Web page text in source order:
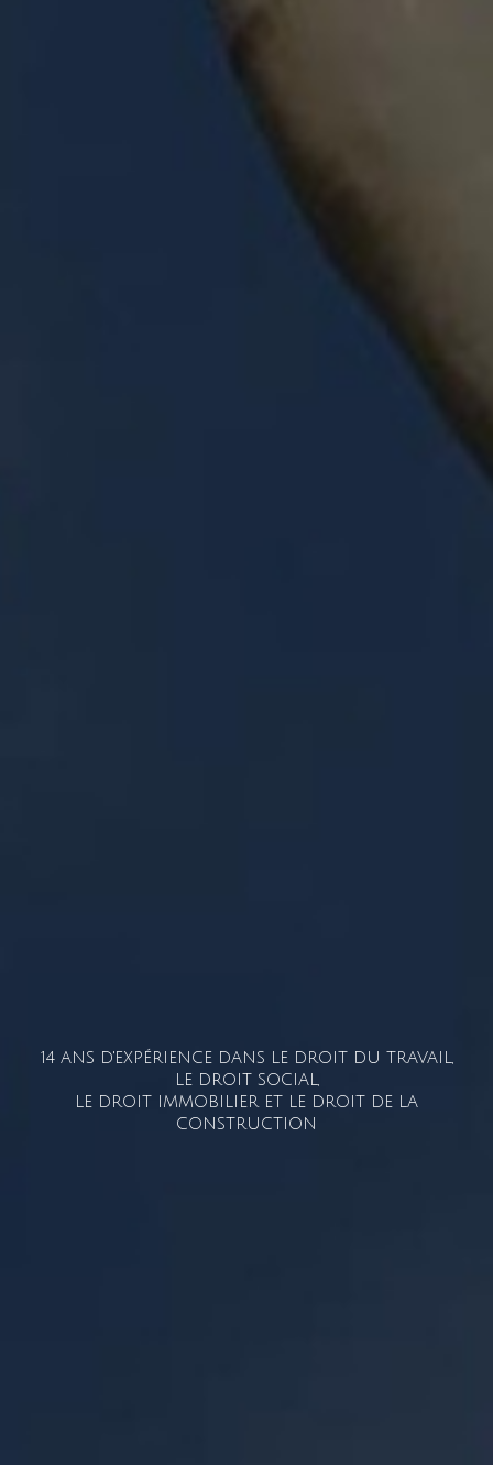
14 ANS D'EXPÉRIENCE DANS LE DROIT DU TRAVAIL,
LE DROIT SOCIAL,
LE DROIT IMMOBILIER ET LE DROIT DE LA
CONSTRUCTION